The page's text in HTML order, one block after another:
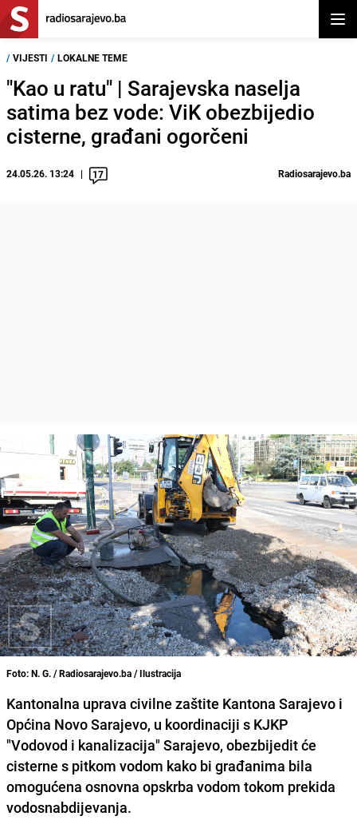
/ VIJESTI / LOKALNE TEME
"Kao u ratu" | Sarajevska naselja
satima bez vode: ViK obezbijedio
cisterne, građani ogorčeni
24.05.26. 13:24 17 Radiosarajevo.ba
Foto: N. G. / Radiosarajevo.ba / Ilustracija
Kantonalna uprava civilne zaštite Kantona Sarajevo i
Općina Novo Sarajevo, u koordinaciji s KJKP
"Vodovod i kanalizacija" Sarajevo, obezbijedit će
cisterne s pitkom vodom kako bi građanima bila
omogućena osnovna opskrba vodom tokom prekida
vodosnabdijevanja.